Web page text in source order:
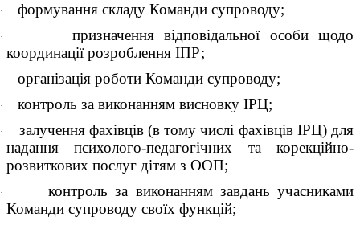
· формування складу Команди супроводу;
·
призначення відповідальної особи щодо
координації розроблення ІПР;
· організація роботи Команди супроводу;
· контроль за виконанням висновку ІРЦ;
·
залучення фахівців (в тому числі фахівців ІРЦ) для
надання психолого-педагогічних та корекційно-
розвиткових послуг дітям з ООП;
·
контроль за виконанням завдань учасниками
Команди супроводу своїх функцій;